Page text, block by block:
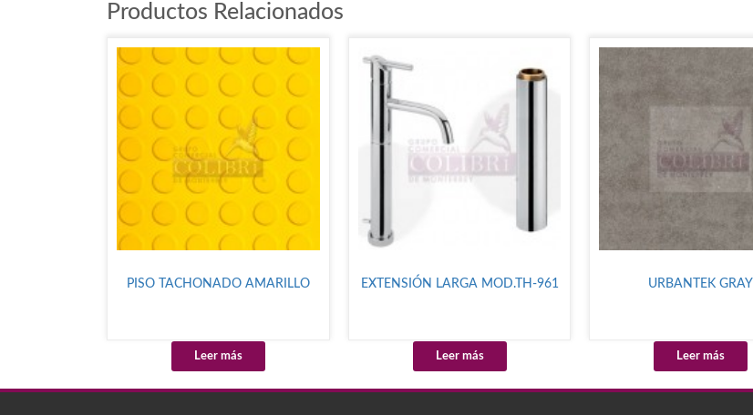
Productos Relacionados
PISO TACHONADO AMARILLO
Leer más
EXTENSIÓN LARGA MOD.TH-961
Leer más
URBANTEK GRAY
Leer más